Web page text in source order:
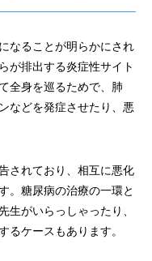
なることが明らかにされ
が排出する炎症性サイト
全身を巡るためで、肺
などを発症させたり、悪
されており、相互に悪化
。糖尿病の治療の一環と
生がいらっしゃったり、
るケースもあります。